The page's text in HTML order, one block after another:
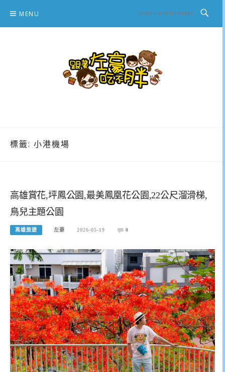
content
MENU
標籤: 小港機場
高雄賞花,坪鳳公園,最美鳳凰花公園,22公尺溜滑梯,
鳥兒主題公園
高雄旅遊 左豪 2026-05-19 0